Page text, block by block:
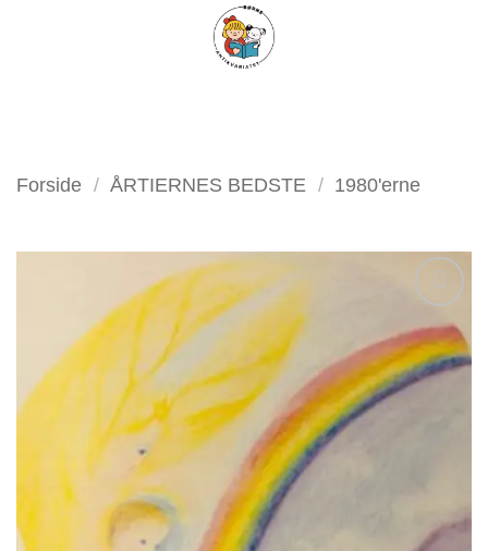
FILTER
Forside / ÅRTIERNES BEDSTE / 1980'erne
Tilføj
som
favorit